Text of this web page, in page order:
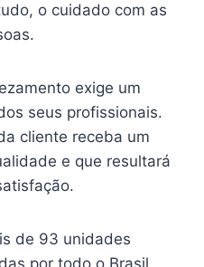
o cuidado com as
exige um
seus profissionais.
cliente receba um
e que resultará
de 93 unidades
por todo o Brasil.